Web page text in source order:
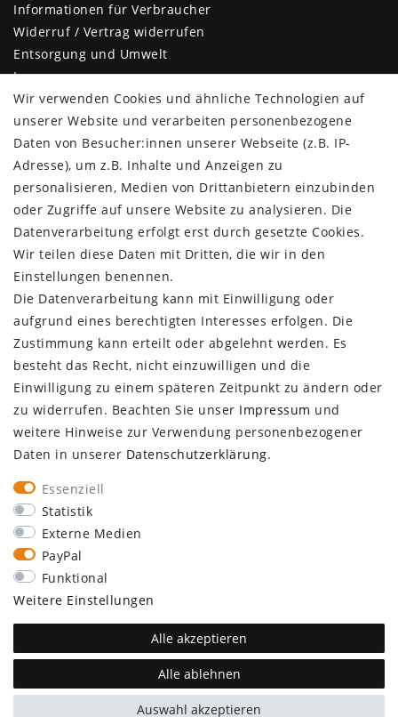
Informationen für Verbraucher
Widerruf / Vertrag widerrufen
Entsorgung und Umwelt
Impressum
Daten­schutz­erklärung
AGB
Barrierefreiheitserklärung
Kontakt
KUNDENBEREICH
Login
Registrieren
KUNDENSERVICE
Infocenter
Newsletter
Kontakt
Großkundenzugang
Vertrag widerrufen
SEBSON
Walter-Behrendt-Str. 10
Wir verwenden Cookies und ähnliche Technologien auf
unserer Website und verarbeiten personenbezogene
Daten von Besucher:innen unserer Webseite (z.B. IP-
Adresse), um z.B. Inhalte und Anzeigen zu
personalisieren, Medien von Drittanbietern einzubinden
oder Zugriffe auf unsere Website zu analysieren. Die
Datenverarbeitung erfolgt erst durch gesetzte Cookies.
Wir teilen diese Daten mit Dritten, die wir in den
Einstellungen benennen.
Die Datenverarbeitung kann mit Einwilligung oder
aufgrund eines berechtigten Interesses erfolgen. Die
Zustimmung kann erteilt oder abgelehnt werden. Es
besteht das Recht, nicht einzuwilligen und die
Einwilligung zu einem späteren Zeitpunkt zu ändern oder
zu widerrufen. Beachten Sie unser Impressum und
weitere Hinweise zur Verwendung personenbezogener
Daten in unserer Daten­schutz­erklärung.
Essenziell
Statistik
Externe Medien
PayPal
Funktional
Weitere Einstellungen
Alle akzeptieren
Alle ablehnen
Auswahl akzeptieren
plentymarkets Template von Plenty Lions